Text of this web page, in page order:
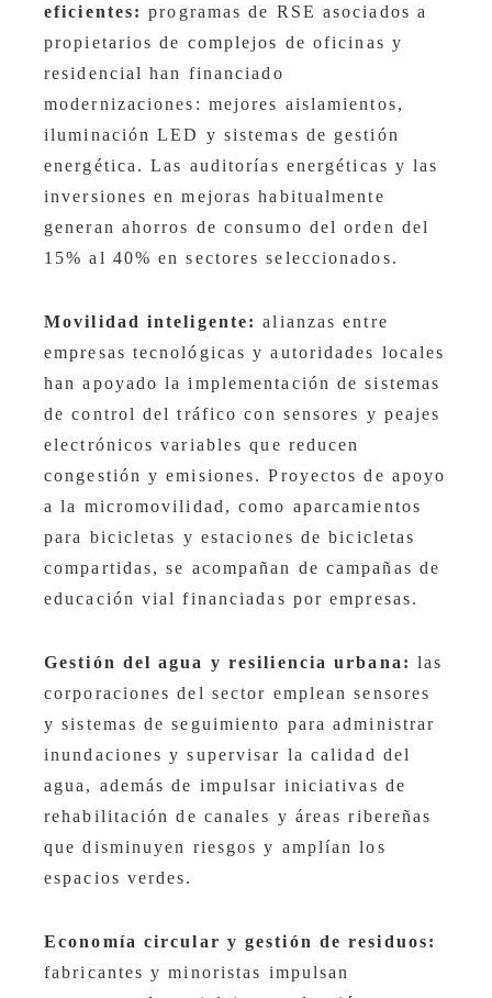
eficientes: programas de RSE asociados a
propietarios de complejos de oficinas y
residencial han financiado
modernizaciones: mejores aislamientos,
iluminación LED y sistemas de gestión
energética. Las auditorías energéticas y las
inversiones en mejoras habitualmente
generan ahorros de consumo del orden del
15% al 40% en sectores seleccionados.
Movilidad inteligente: alianzas entre
empresas tecnológicas y autoridades locales
han apoyado la implementación de sistemas
de control del tráfico con sensores y peajes
electrónicos variables que reducen
congestión y emisiones. Proyectos de apoyo
a la micromovilidad, como aparcamientos
para bicicletas y estaciones de bicicletas
compartidas, se acompañan de campañas de
educación vial financiadas por empresas.
Gestión del agua y resiliencia urbana: las
corporaciones del sector emplean sensores
y sistemas de seguimiento para administrar
inundaciones y supervisar la calidad del
agua, además de impulsar iniciativas de
rehabilitación de canales y áreas ribereñas
que disminuyen riesgos y amplían los
espacios verdes.
Economía circular y gestión de residuos:
fabricantes y minoristas impulsan